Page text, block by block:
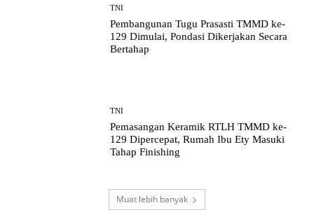
TNI
Pembangunan Tugu Prasasti TMMD ke-
129 Dimulai, Pondasi Dikerjakan Secara
Bertahap
TNI
Pemasangan Keramik RTLH TMMD ke-
129 Dipercepat, Rumah Ibu Ety Masuki
Tahap Finishing
Muat lebih banyak